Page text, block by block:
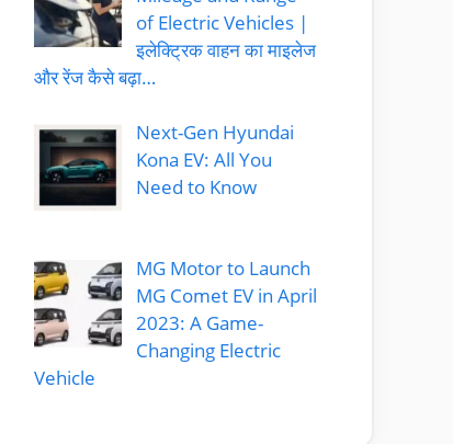
of Electric Vehicles |
इलेक्ट्रिक वाहन का माइलेज
और रेंज कैसे बढ़ा…
Next-Gen Hyundai
Kona EV: All You
Need to Know
MG Motor to Launch
MG Comet EV in April
2023: A Game-
Changing Electric
Vehicle